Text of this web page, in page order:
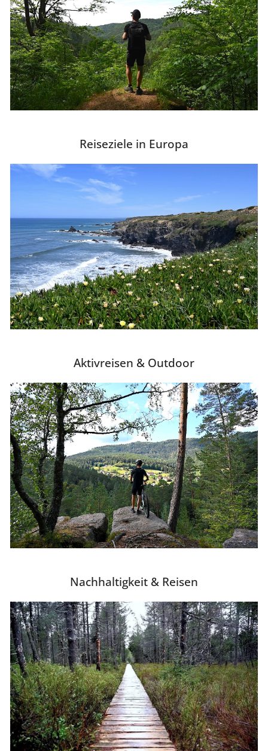
Reiseziele in Europa
Aktivreisen & Outdoor
Nachhaltigkeit & Reisen